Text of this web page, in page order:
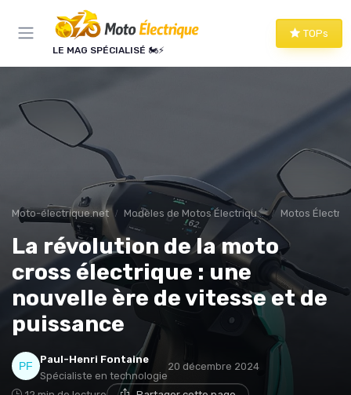
LE MAG SPÉCIALISÉ 🏍️⚡
TOPs
Moto-électrique.net Modèles de Motos Électriques Motos
La révolution de la moto
cross électrique : une
nouvelle ère de vitesse et de
puissance
Paul-Henri Fontaine
Spécialiste en technologie
20 décembre 2024
Panneau de gestion des cookies